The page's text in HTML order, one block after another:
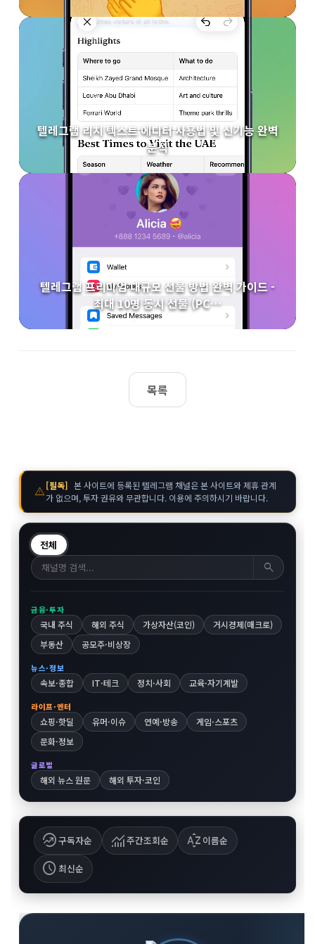
텔레그램 리치 텍스트 에디터 사용법 및 신기능 완벽
분석
텔레그램 프리미엄 대규모 선물 방법 완벽 가이드 -
최대 10명 동시 선물 (PC…
목록
warning[필독] 본 사이트에 등록된 텔레그램 채널은 본 사이트와 제휴 관계
가 없으며, 투자 권유와 무관합니다. 이용에 주의하시기 바랍니다.
전체
search
금융·투자
국내 주식 해외 주식 가상자산(코인)
거시경제(매크로)
부동산
공모주·비상장
뉴스·정보
속보·종합 IT·테크 정치·사회 교육·자기계발
라이프·엔터
쇼핑·핫딜 유머·이슈 연예·방송
게임·스포츠
문화·정보
글로벌
해외 뉴스 원문 해외 투자·코인
whatshot구독자순 monitoring주간조회순 sort_by_alpha 이름순
schedule최신순